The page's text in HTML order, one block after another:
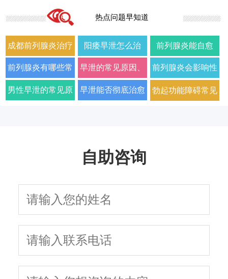
热点问题早知道
成都前列腺炎治疗
哪家男科医院好
2026年口碑推荐
阳痿早泄怎么治
疗？2026年男科专
家详解病因与科学
前列腺炎能自愈
吗？2026年科学治
疗方法与日常护理
前列腺炎有哪些常
见症状以及如何科
早泄的常见原因、
症状及改善方法全
前列腺炎会影响性
生活质量和性功能
男性早泄的常见原 早泄能否彻底治愈 勃起功能障碍常见
自助咨询